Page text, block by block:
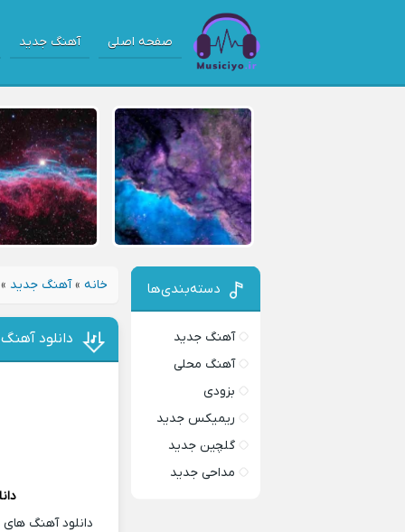
صفحه اصلی آهنگ جدید
خانه »آهنگ جدید
دانلود
دانلود آهنگ
دسته‌بندی‌ها
آهنگ جدید
آهنگ محلی
بزودی
ریمیکس جدید
گلچین جدید
مداحی جدید